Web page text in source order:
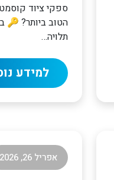
ספקי ציוד
הטוב ביותר?
תלויה…
למידע
אפריל 26, 2026